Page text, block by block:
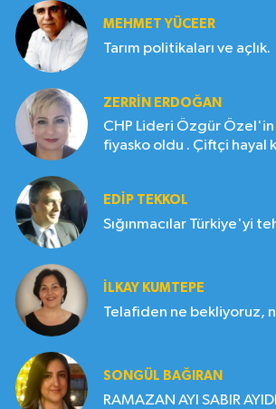
MEHMET YÜCEER
Tarım politikaları ve açlık.
ZERRIN ERDOĞAN
CHP Lideri Özgür Özel'in
fiyasko oldu . Çiftçi hayal
EDIP TEKKOL
Sığınmacılar Türkiye'yi
İLKAY KUMTEPE
Telafiden ne bekliyoruz,
SONGÜL BAĞIRAN
RAMAZAN AYI SABIR